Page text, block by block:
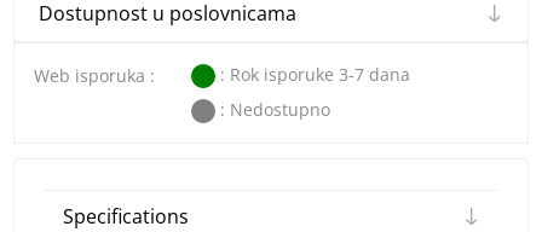
Dostupnost u poslovnicama
Web isporuka :
: Rok isporuke 3-7 dana
: Nedostupno
Specifications